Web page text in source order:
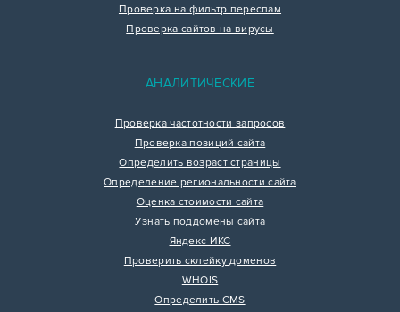
Проверка на фильтр переспам
Проверка сайтов на вирусы
АНАЛИТИЧЕСКИЕ
Проверка частотности запросов
Проверка позиций сайта
Определить возраст страницы
Определение региональности сайта
Оценка стоимости сайта
Узнать поддомены сайта
Яндекс ИКС
Проверить склейку доменов
WHOIS
Определить CMS